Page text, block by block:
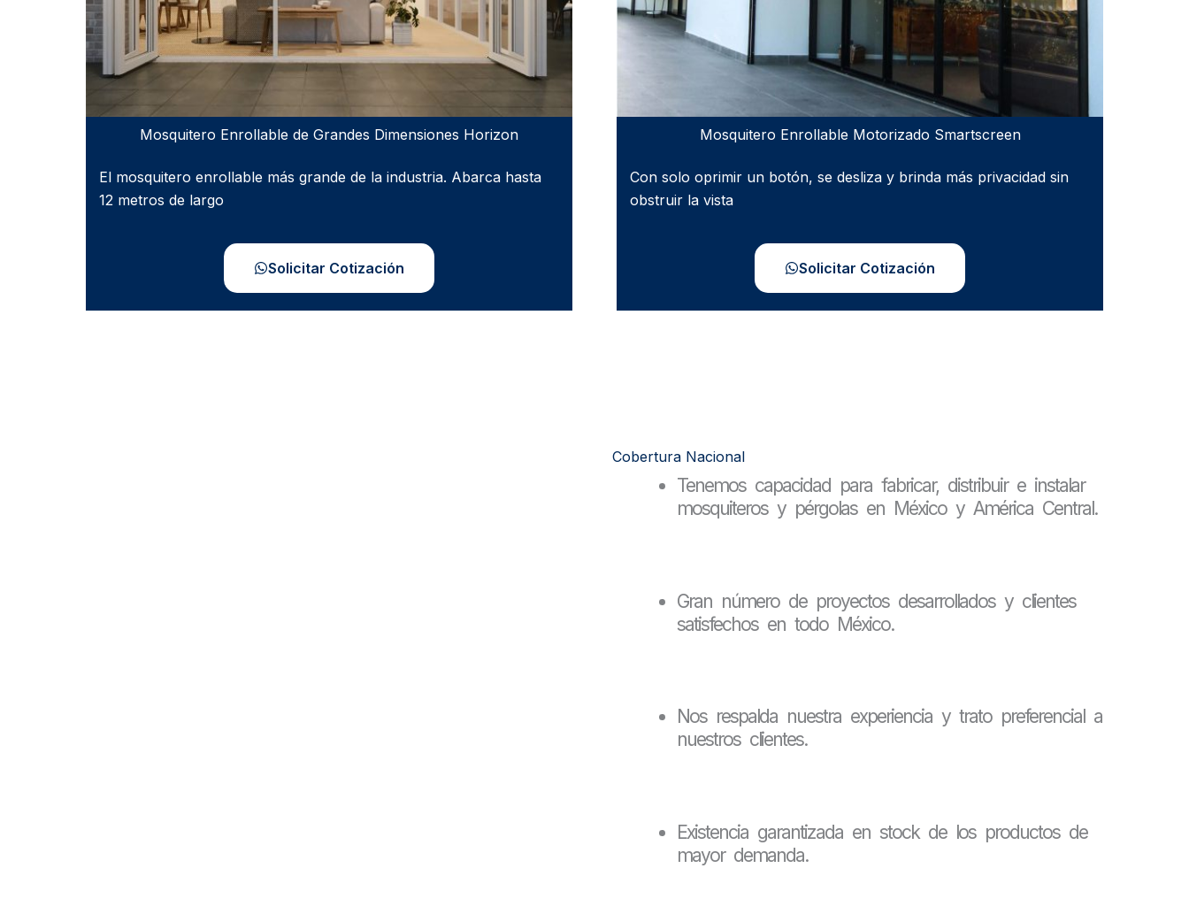
Mosquitero Enrollable de Grandes Dimensiones Horizon
El mosquitero enrollable más grande de la industria. Abarca hasta
12 metros de largo
Solicitar Cotización
Mosquitero Enrollable Motorizado Smartscreen
Con solo oprimir un botón, se desliza y brinda más privacidad sin
obstruir la vista
Solicitar Cotización
Cobertura Nacional
Tenemos capacidad para fabricar, distribuir e instalar
mosquiteros y pérgolas en México y América Central.
Gran número de proyectos desarrollados y clientes
satisfechos en todo México.
Nos respalda nuestra experiencia y trato preferencial a
nuestros clientes.
Existencia garantizada en stock de los productos de
mayor demanda.